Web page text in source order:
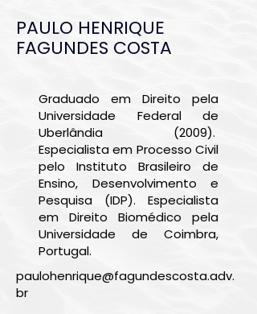
PAULO HENRIQUE
FAGUNDES COSTA
Graduado em Direito pela
Universidade Federal de
Uberlândia (2009).
Especialista em Processo Civil
pelo Instituto Brasileiro de
Ensino, Desenvolvimento e
Pesquisa (IDP). Especialista
em Direito Biomédico pela
Universidade de Coimbra,
Portugal.
paulohenrique@fagundescosta.adv.
br